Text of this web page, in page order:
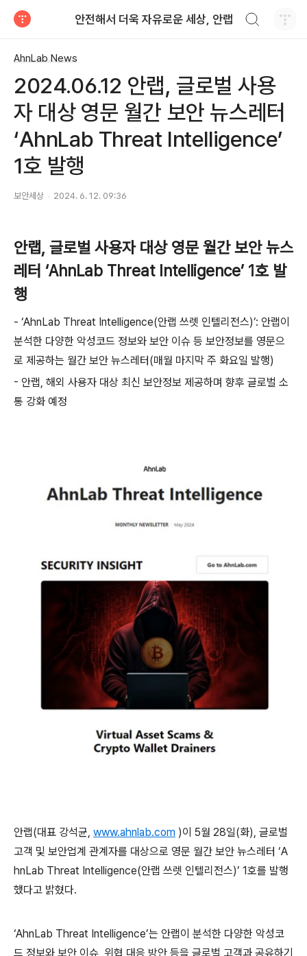
안전해서 더욱 자유로운 세상, 안랩
AhnLab News
2024.06.12 안랩, 글로벌 사용
자 대상 영문 월간 보안 뉴스레터
‘AhnLab Threat Intelligence’
1호 발행
보안세상 2024. 6. 12. 09:36
안랩, 글로벌 사용자 대상 영문 월간 보안 뉴스
레터 ‘AhnLab Threat Intelligence’ 1호 발
행
- ‘AhnLab Threat Intelligence(안랩 쓰렛 인텔리전스)’: 안랩이
분석한 다양한 악성코드 정보와 보안 이슈 등 보안정보를 영문으
로 제공하는 월간 보안 뉴스레터(매월 마지막 주 화요일 발행)
- 안랩, 해외 사용자 대상 최신 보안정보 제공하며 향후 글로벌 소
통 강화 예정
안랩(대표 강석균, www.ahnlab.com )이 5월 28일(화), 글로벌
고객 및 보안업계 관계자를 대상으로 영문 월간 보안 뉴스레터 ‘A
hnLab Threat Intelligence(안랩 쓰렛 인텔리전스)’ 1호를 발행
했다고 밝혔다.
‘AhnLab Threat Intelligence’는 안랩이 분석한 다양한 악성코
드 정보와 보안 이슈, 위협 대응 방안 등을 글로벌 고객과 공유하기